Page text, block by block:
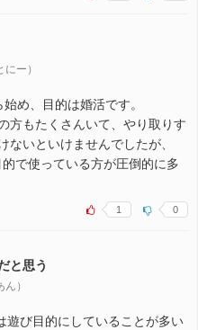
ー）
め、目的は婚活です。
方もたくさんいて、やり取りす
ないといけませんでしたが、
で使っている方が圧倒的に多
1 0
と思う
）
遊び目的にしていることが多い